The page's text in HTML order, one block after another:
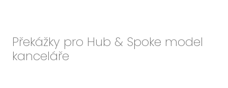
Překážky pro Hub & Spoke model
kanceláře